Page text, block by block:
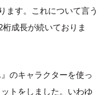
ます。これについて言う
成長が続いておりま
のキャラクターを使っ
トをしました。いわゆ